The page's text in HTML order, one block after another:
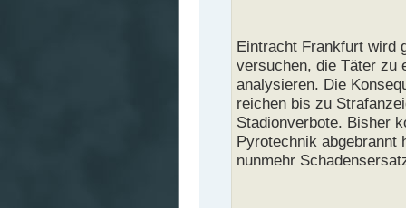
Eintracht Frankfurt wird
versuchen, die Täter zu
analysieren. Die
reichen bis zu
Stadionverbote. Bisher
Pyrotechnik abgebrannt
nunmehr